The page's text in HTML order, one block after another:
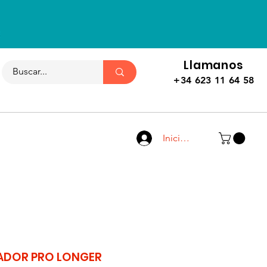
Llamanos
+34 623 11 64 58
Iniciar sesión
PRO LONGER